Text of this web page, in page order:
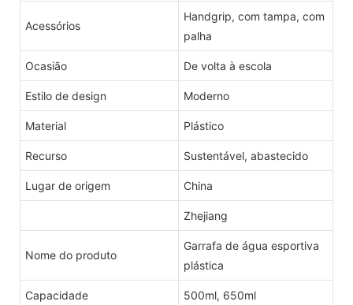
Acessórios
Handgrip, com tampa, com
palha
Ocasião De volta à escola
Estilo de design Moderno
Material Plástico
Recurso Sustentável, abastecido
Lugar de origem China
Zhejiang
Nome do produto
Garrafa de água esportiva
plástica
Capacidade 500ml, 650ml